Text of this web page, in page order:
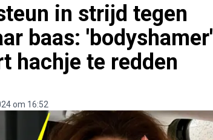
in strijd tegen
baas: 'bodyshamer'
hachje te redden
om 16:52